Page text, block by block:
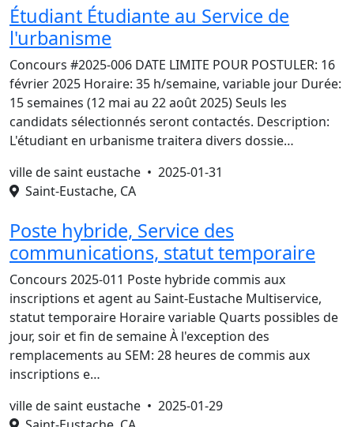
Étudiant Étudiante au Service de
l'urbanisme
Concours #2025-006 DATE LIMITE POUR POSTULER: 16
février 2025 Horaire: 35 h/semaine, variable jour Durée:
15 semaines (12 mai au 22 août 2025) Seuls les
candidats sélectionnés seront contactés. Description:
L'étudiant en urbanisme traitera divers dossie…
ville de saint eustache • 2025-01-31
Saint-Eustache, CA
Poste hybride, Service des
communications, statut temporaire
Concours 2025-011 Poste hybride commis aux
inscriptions et agent au Saint-Eustache Multiservice,
statut temporaire Horaire variable Quarts possibles de
jour, soir et fin de semaine À l'exception des
remplacements au SEM: 28 heures de commis aux
inscriptions e…
ville de saint eustache • 2025-01-29